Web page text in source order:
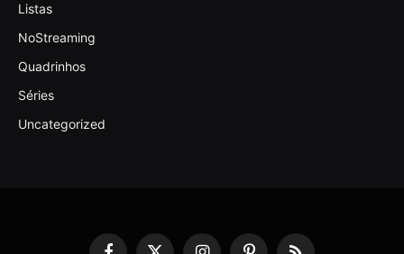
Listas
NoStreaming
Quadrinhos
Séries
Uncategorized